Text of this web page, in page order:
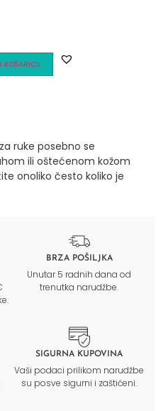
KOŠARICU
ruke posebno se
ili oštećenom kožom
onoliko često koliko je
BRZA POŠILJKA
Unutar 5 radnih dana od
trenutka narudžbe.
SIGURNA KUPOVINA
Vaši podaci prilikom narudžbe
su posve sigurni i zaštićeni.